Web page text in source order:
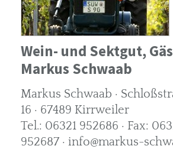
Wein- und Sektgut,
Markus Schwaab
Markus Schwaab ·
16 · 67489 Kirrweiler
Tel.: 06321 952686 · Fax:
952687 · info@markus-